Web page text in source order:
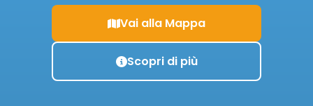
Vai alla Mappa
Scopri di più